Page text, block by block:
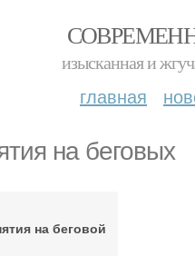
изысканная и
главная
на беговых
на беговой